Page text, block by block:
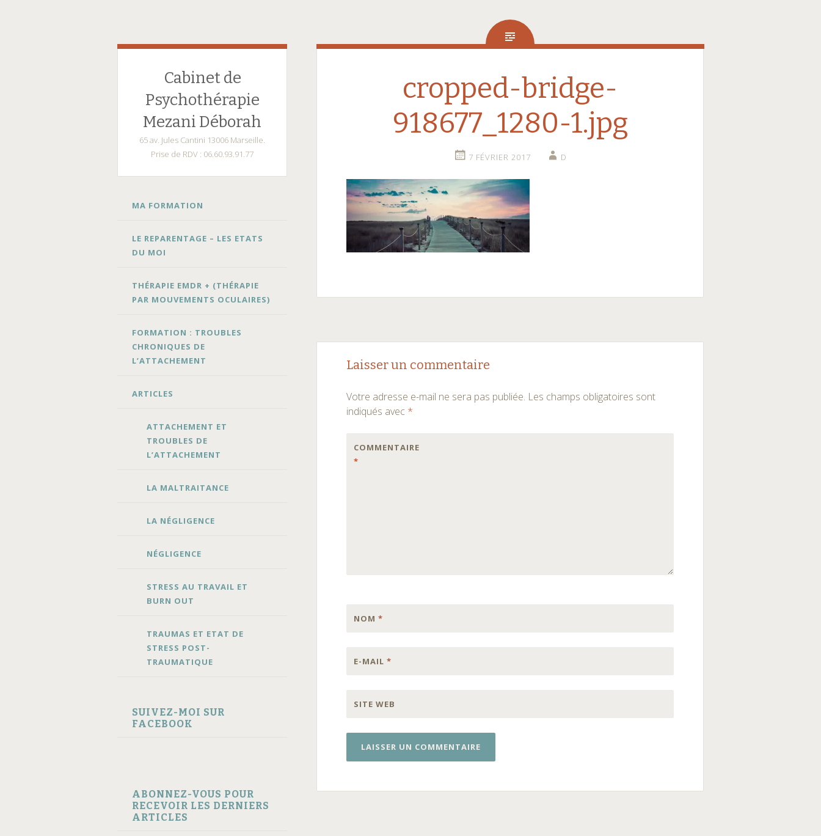
Cabinet de
Psychothérapie
Mezani Déborah
65 av. Jules Cantini 13006 Marseille.
Prise de RDV : 06.60.93.91.77
ALLER
MA FORMATION
LE REPARENTAGE – LES ETATS
DU MOI
THÉRAPIE EMDR + (THÉRAPIE
PAR MOUVEMENTS OCULAIRES)
FORMATION : TROUBLES
CHRONIQUES DE
L’ATTACHEMENT
ARTICLES
ATTACHEMENT ET
TROUBLES DE
L’ATTACHEMENT
LA MALTRAITANCE
LA NÉGLIGENCE
NÉGLIGENCE
STRESS AU TRAVAIL ET
BURN OUT
TRAUMAS ET ETAT DE
STRESS POST-
TRAUMATIQUE
SUIVEZ-MOI SUR
FACEBOOK
ABONNEZ-VOUS POUR
RECEVOIR LES DERNIERS
ARTICLES
cropped-bridge-
918677_1280-1.jpg
7 FÉVRIER 2017 D
Navigation
articles
Laisser un commentaire
Votre adresse e-mail ne sera pas publiée. Les champs obligatoires sont
indiqués avec *
COMMENTAIRE
*
NOM*
E-MAIL*
SITE WEB